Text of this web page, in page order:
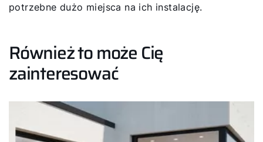
potrzebne dużo miejsca na ich instalację.
Również to może Cię
zainteresować